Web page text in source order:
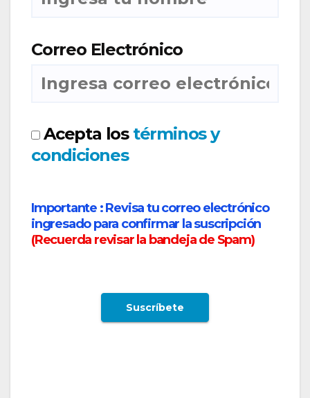
Correo Electrónico
Acepta los términos y
condiciones
Importante :Revisa tu correo electrónico
ingresado para confirmar la suscripción
(Recuerda revisar la bandeja de Spam)